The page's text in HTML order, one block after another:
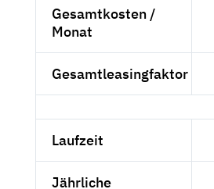
Gesamtkosten /
Monat
Gesamtleasingfaktor
Laufzeit
Jährliche